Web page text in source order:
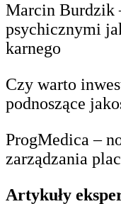
Marcin Burdzik
psychicznymi
karnego
Czy warto
podnoszące
ProgMedica –
zarządzania
Artykuły